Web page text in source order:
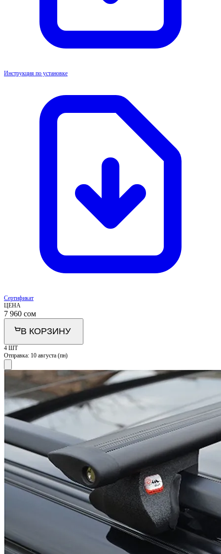
Инструкция по установке
Сертификат
ЦЕНА
7 960 сом
В КОРЗИНУ
4 ШТ
Отправка: 10 августа (пн)